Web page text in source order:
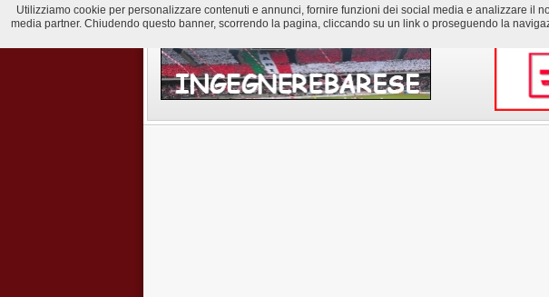
Utilizziamo cookie per personalizzare contenuti e annunci, fornire funzioni dei social media e analizzare
media partner. Chiudendo questo banner, scorrendo la pagina, cliccando su un link o proseguendo la